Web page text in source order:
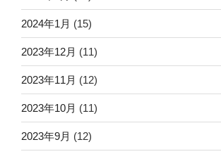
2024年1月 (15)
2023年12月 (11)
2023年11月 (12)
2023年10月 (11)
2023年9月 (12)